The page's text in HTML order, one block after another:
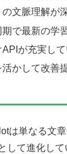
文脈理解が
期で最新の学
APIが充実して
かして改善
は単なる文
して進化して